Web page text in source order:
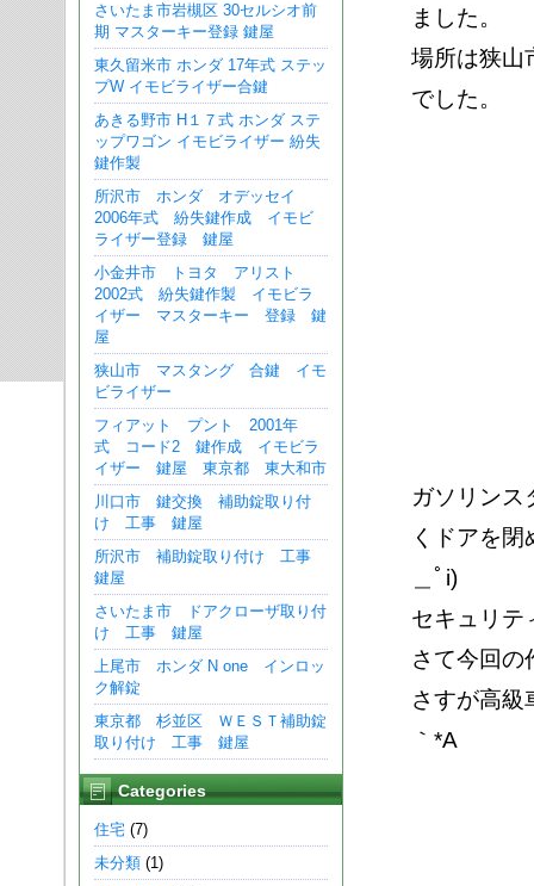
さいたま市岩槻区 30セルシオ前
期 マスターキー登録 鍵屋
東久留米市 ホンダ 17年式 ステッ
プW イモビライザー合鍵
あきる野市 H１７式 ホンダ ステ
ップワゴン イモビライザー 紛失
鍵作製
所沢市 ホンダ オデッセイ
2006年式 紛失鍵作成 イモビ
ライザー登録 鍵屋
小金井市 トヨタ アリスト
2002式 紛失鍵作製 イモビラ
イザー マスターキー 登録 鍵
屋
狭山市 マスタング 合鍵 イモ
ビライザー
フィアット プント 2001年
式 コード2 鍵作成 イモビラ
イザー 鍵屋 東京都 東大和市
川口市 鍵交換 補助錠取り付
け 工事 鍵屋
所沢市 補助錠取り付け 工事
鍵屋
さいたま市 ドアクローザ取り付
け 工事 鍵屋
上尾市 ホンダ N one インロッ
ク解錠
東京都 杉並区 ＷＥＳＴ補助錠
取り付け 工事 鍵屋
Categories
住宅 (7)
未分類 (1)
ました。
場所は狭山
でした。
ガソリンス
くドアを
＿ﾟi)
セキュリテ
さて今回の
さすが高級
｀*A